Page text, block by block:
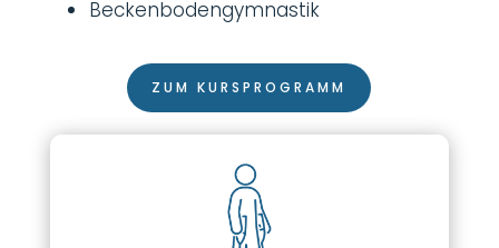
Beckenbodengymnastik
ZUM KURSPROGRAMM